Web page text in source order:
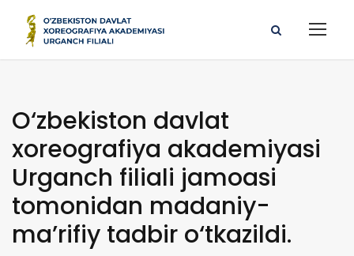
O‘zbekiston davlat
xoreografiya akademiyasi
Urganch filiali jamoasi
tomonidan madaniy-
ma’rifiy tadbir o‘tkazildi.